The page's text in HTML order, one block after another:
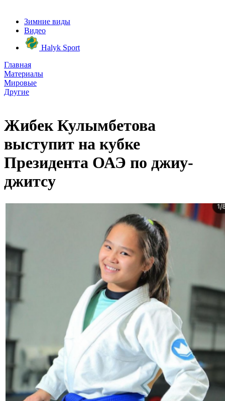
Зимние виды
Видео
Halyk Sport
Главная
Материалы
Мировые
Другие
Жибек Кулымбетова
выступит на кубке
Президента ОАЭ по ​​джиу-
джитсу